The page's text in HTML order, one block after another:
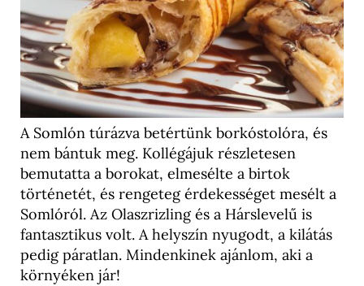
A Somlón túrázva betértünk borkóstolóra, és
nem bántuk meg. Kollégájuk részletesen
bemutatta a borokat, elmesélte a birtok
történetét, és rengeteg érdekességet mesélt a
Somlóról. Az Olaszrizling és a Hárslevelű is
fantasztikus volt. A helyszín nyugodt, a kilátás
pedig páratlan. Mindenkinek ajánlom, aki a
környéken jár!